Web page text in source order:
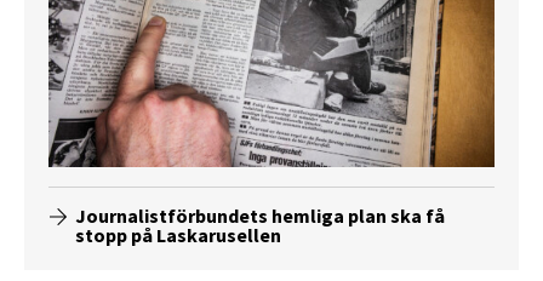
Journalistförbundets hemliga plan ska få
stopp på Laskarusellen